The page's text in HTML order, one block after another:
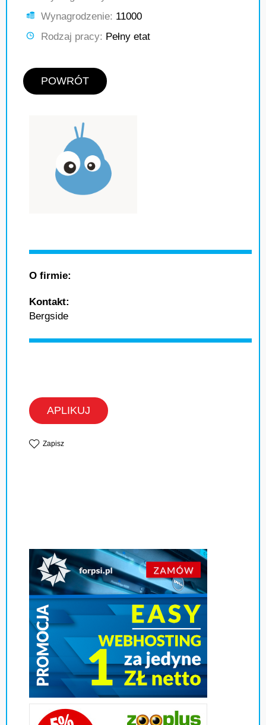
Wynagrodzenie: 11000
Rodzaj pracy: Pełny etat
POWRÓT
O firmie:
Kontakt:
Bergside
APLIKUJ
Zapisz